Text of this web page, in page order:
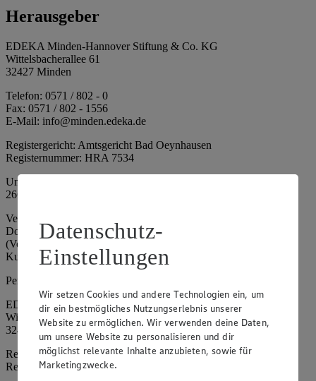
Herausgeber
EDEKA Minden-Hannover Stiftung & Co. KG
Wittelsbacherallee 61
32427 Minden
Telefon: 0571 / 802 - 0
Fax: 0571 / 802 - 1556
E-Mail: info@minden.edeka.de
Registergericht: Amtsgericht Bad Oeynhausen
Registernummer: HRA 7534
Umsatzsteuer-Identifikationsnummer gem. § 27a UStG: DE
266067317
Vertretungsberechtigte: Mark Rosenkranz (Sprecher), Eileen
Dominique Klingsiek (Vorstandsmitglied), Ulf-U. Plath
(Vorstandsmitglied), Stephan Wohler (Vorstandsmitglied), Marc
Kuhlmann (Aufsichtsratsvorsitzender)
Persönlich haftende Gesellschafterin:
EDEKA Minden-Hannover Holding GmbH
Wittelsbacherallee 61
32427 Minden
Registergericht: Amtsgericht Bad Oeynhausen
Registernummer: HRB 4086
Datenschutz-
Einstellungen
Wir setzen Cookies und andere Technologien ein, um
dir ein bestmögliches Nutzungserlebnis unserer
Website zu ermöglichen. Wir verwenden deine Daten,
um unsere Website zu personalisieren und dir
möglichst relevante Inhalte anzubieten, sowie für
Marketingzwecke.